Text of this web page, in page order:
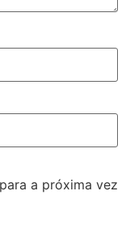
a próxima vez